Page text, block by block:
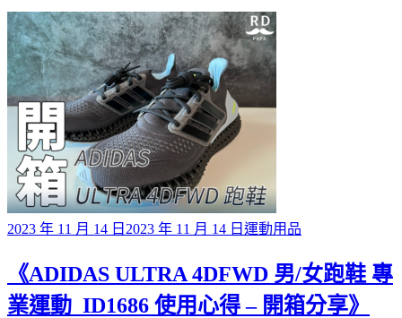
Posted
on
2023 年 11 月 14 日 2023 年 11 月 14 日 運動用品
《ADIDAS ULTRA 4DFWD 男/女跑鞋 專
業運動 ID1686 使用心得 – 開箱分享》